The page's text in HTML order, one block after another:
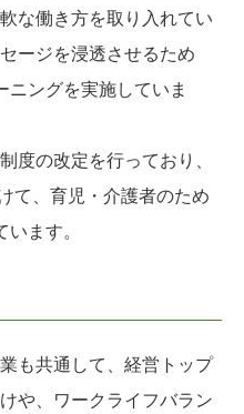
な働き方を取り入れてい
ージを浸透させるため
ニングを実施していま
度の改定を行っており、
て、育児・介護者のため
ます。
も共通して、経営トップ
や、ワークライフバラン